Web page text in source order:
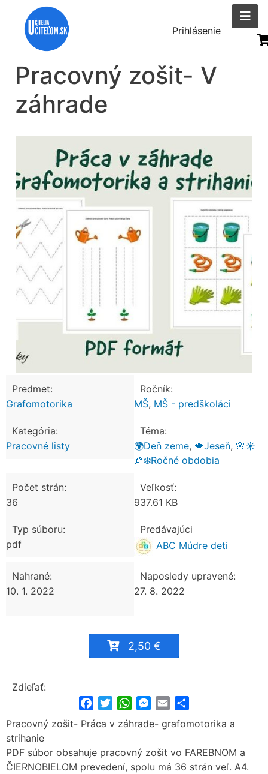
Menu
účtu
Prihlásenie
Pracovný zošit- V
záhrade
Predmet:
Grafomotorika
Ročník:
MŠ, MŠ - predškoláci
Kategória:
Pracovné listy
Téma:
🌍Deň zeme, 🍁Jeseň, 🌸☀️
🍂❄️Ročné obdobia
Počet strán:
36
Veľkosť:
937.61 KB
Typ súboru:
pdf
Predávajúci
ABC Múdre deti
Nahrané:
10. 1. 2022
Naposledy upravené:
27. 8. 2022
2,50 €
Zdieľať:
FacebookTwitterWhatsApp
Messenger
Email
Pracovný zošit- Práca v záhrade- grafomotorika a
strihanie
PDF súbor obsahuje pracovný zošit vo FAREBNOM a
ČIERNOBIELOM prevedení, spolu má 36 strán veľ. A4.